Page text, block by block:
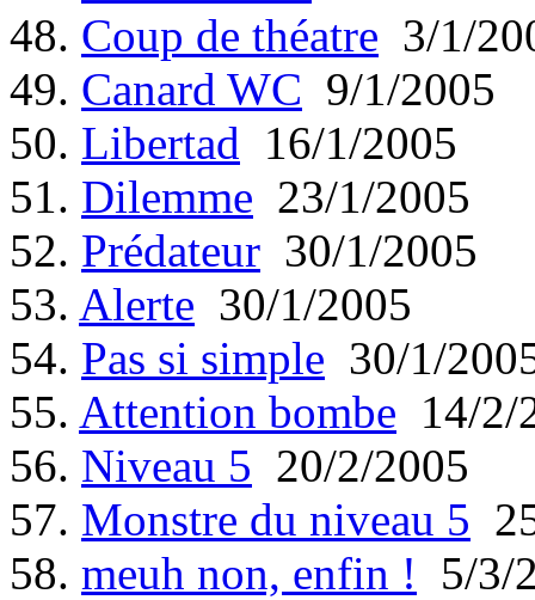
48. Coup de théatre 3/1/
49. Canard WC 9/1/2005
50. Libertad 16/1/2005
51. Dilemme 23/1/2005
52. Prédateur 30/1/2005
53. Alerte 30/1/2005
54. Pas si simple 30/1/
55. Attention bombe 14/2/
56. Niveau 5 20/2/2005
57. Monstre du niveau 5
58. meuh non, enfin ! 5/3/